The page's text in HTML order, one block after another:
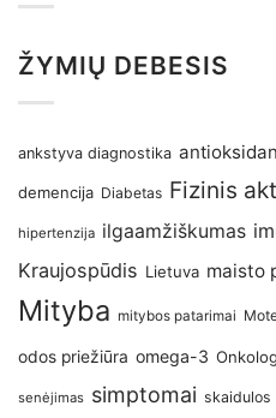
ŽYMIŲ DEBESIS
ankstyva diagnostika
demencija Diabetas Fizinis
hipertenzija ilgaamžiškumas
Kraujospūdis Lietuva maisto
Mityba mitybos patarimai
odos priežiūra omega-3
senėjimas simptomai skaidulos